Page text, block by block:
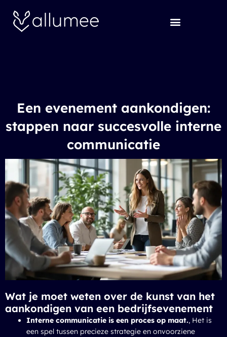
naar
Een evenement aankondigen:
stappen naar succesvolle interne
communicatie
Wat je moet weten over de kunst van het
aankondigen van een bedrijfsevenement
Interne communicatie is een proces op maat., Het is
een spel tussen precieze strategie en onvoorziene